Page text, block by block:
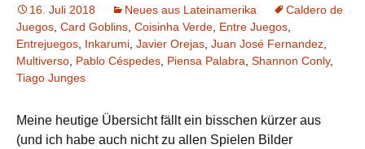
16. Juli 2018 Neues aus Lateinamerika
Caldero de
Juegos Card Goblins Coisinha Verde Entre Juegos
Entrejuegos Inkarumi Javier Orejas Juan José Fernandez
Multiverso Pablo Céspedes Piensa Palabra Shannon Conly,
Tiago Junges
Meine heutige Übersicht fällt ein bisschen kürzer aus
(und ich habe auch nicht zu allen Spielen Bilder